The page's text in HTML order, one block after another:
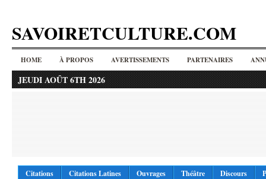
SAVOIRETCULTURE.COM
HOME À PROPOS AVERTISSEMENTS PARTENAIRES
JEUDI AOÛT 6TH 2026
Citations Citations Latines Ouvrages Théâtre Discours